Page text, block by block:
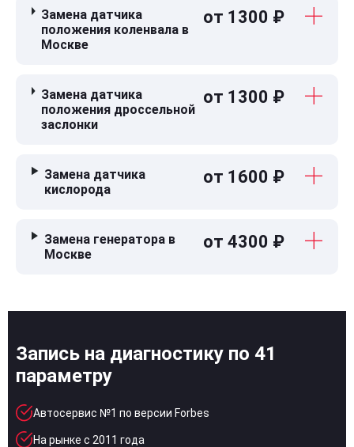
Замена датчика
положения коленвала в
Москве
от 1300 ₽
Замена датчика
положения дроссельной
заслонки
от 1300 ₽
Замена датчика
кислорода
от 1600 ₽
Замена генератора в
Москве
от 4300 ₽
Запись на диагностику по 41
параметру
Автосервис №1 по версии Forbes
На рынке с 2011 года